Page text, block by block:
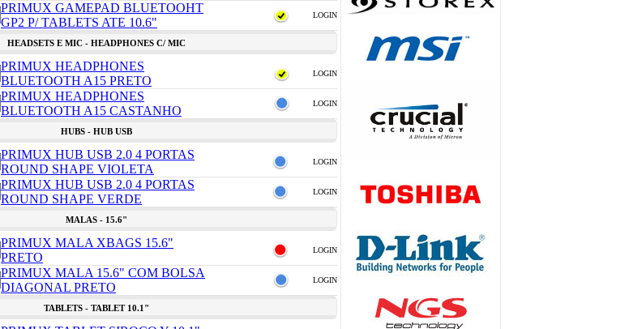
PRIMUX GAMEPAD BLUETOOHT
GP2 P/ TABLETS ATE 10.6"
LOGIN
HEADSETS E MIC - HEADPHONES C/ MIC
PRIMUX HEADPHONES
BLUETOOTH A15 PRETO
LOGIN
PRIMUX HEADPHONES
BLUETOOTH A15 CASTANHO
LOGIN
HUBS - HUB USB
PRIMUX HUB USB 2.0 4 PORTAS
ROUND SHAPE VIOLETA
LOGIN
PRIMUX HUB USB 2.0 4 PORTAS
ROUND SHAPE VERDE
LOGIN
MALAS - 15.6"
PRIMUX MALA XBAGS 15.6"
PRETO
LOGIN
PRIMUX MALA 15.6" COM BOLSA
DIAGONAL PRETO
LOGIN
TABLETS - TABLET 10.1"